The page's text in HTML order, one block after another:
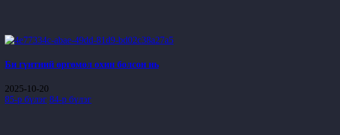
Би гүнтний өргөмөл охин болсон нь
2025-10-20
85-р бүлэг 84-р бүлэг